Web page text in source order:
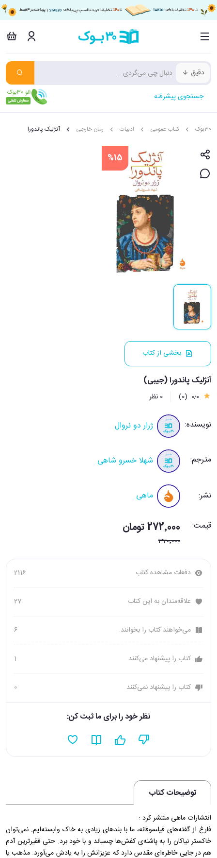
دقیق
جستجوی پیشرفته
30بوک کتاب عمومی ادبیات رمان خارجی آنژلیک پاندورا
%15
بخشی از کتاب
آنژلیک پاندورا (جیبی)
0٫0 (0) 0 نظر
نویسنده: ژرار دو نروال
مترجم: شهلا خسرو شاهی
نشر: ماهی
قیمت: 272٬000 تومان
320٬000
دفعات مشاهده کتاب 2116
علاقه‌مندان به این کتاب 27
می‌خواهند کتاب را بخوانند. 6
کتاب را پیشنهاد می‌کنند 1
کتاب را پیشنهاد نمی‌کنند 0
نظر خود را برای ما ثبت کن:
توضیحات کتاب
انتشارات ماهی منتشر کرد :
فارغ از گفته‌های فیلسوفانه، ما با بندهای زیادی به خاک وابسته‌ایم. نمی‌توان
خاکستر نیاکان را به پاشنه‌ی کفش‌ها چسباند و با خود برد. حتی فقیرترین آدم
هم در جایی خاطره‌ای مقدس دارد که عزیزانش را به یادش می‌آورد. مذهب یا